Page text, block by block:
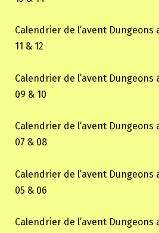
Calendrier de l’avent Dungeons
11 & 12
Calendrier de l’avent Dungeons
09 & 10
Calendrier de l’avent Dungeons
07 & 08
Calendrier de l’avent Dungeons
05 & 06
Calendrier de l’avent Dungeons